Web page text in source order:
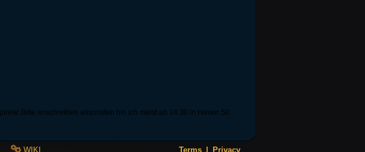
Bitte anschreiben ansonsten bin ich meist ab 14:30 in Haven 50
Terms Privacy
WIKI